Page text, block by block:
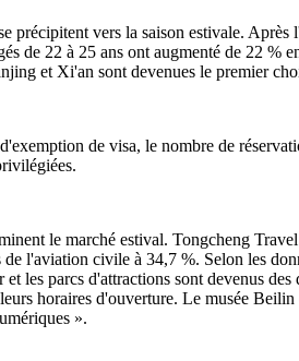
précipitent vers la saison estivale.
de 22 à 25 ans ont augmenté de 22
et Xi'an sont devenues le premier
de visa, le nombre de
le marché estival. Tongcheng
l'aviation civile à 34,7 %. Selon les
et les parcs d'attractions sont devenus
horaires d'ouverture. Le musée
».